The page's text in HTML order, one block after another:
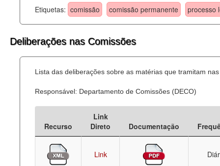
Perguntas frequentes
Etiquetas: comissão comissão permanente processo
Deliberações nas Comissões
Lista das deliberações sobre as matérias que tramitam
Responsável: Departamento de Comissões (DECO)
Recurso
Link
Direto
Documentação
Link